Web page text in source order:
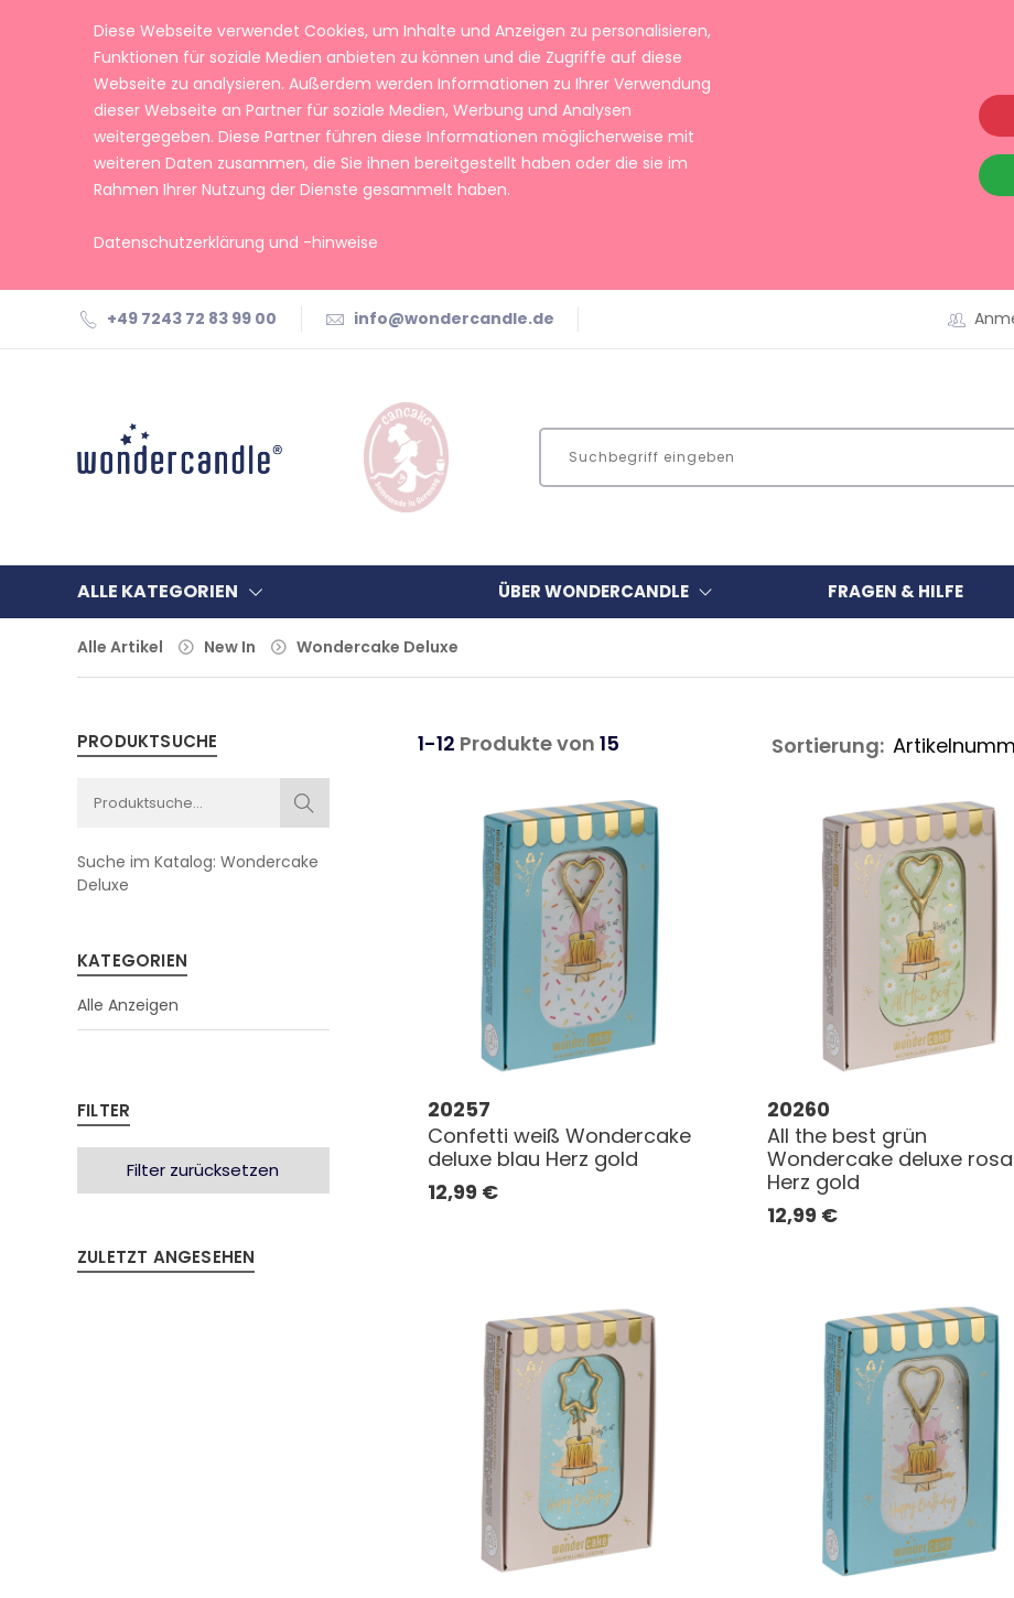
Diese Webseite verwendet Cookies, um Inhalte und Anzeigen zu personalisieren,
Funktionen für soziale Medien anbieten zu können und die Zugriffe auf diese
Webseite zu analysieren. Außerdem werden Informationen zu Ihrer Verwendung
dieser Webseite an Partner für soziale Medien, Werbung und Analysen
weitergegeben. Diese Partner führen diese Informationen möglicherweise mit
weiteren Daten zusammen, die Sie ihnen bereitgestellt haben oder die sie im
Rahmen Ihrer Nutzung der Dienste gesammelt haben.
Datenschutzerklärung und -hinweise
+49 7243 72 83 99 00 info@wondercandle.de
ALLE KATEGORIEN ÜBER WONDERCANDLE FRAGEN & HILFE
Alle Artikel New In Wondercake Deluxe
PRODUKTSUCHE
Suche im Katalog: Wondercake
Deluxe
KATEGORIEN
Alle Anzeigen
FILTER
Filter zurücksetzen
ZULETZT ANGESEHEN
1-12 Produkte von 15 Sortierung:
20257
Confetti weiß Wondercake
deluxe blau Herz gold
12,99 €
20260
All the best grün
Wondercake deluxe rosa
Herz gold
12,99 €